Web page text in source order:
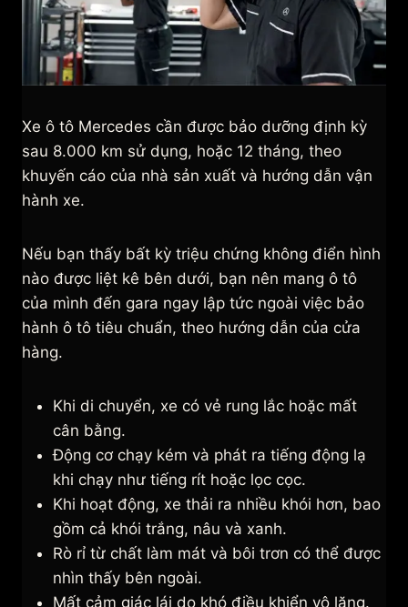
Xe ô tô Mercedes cần được bảo dưỡng định kỳ
sau 8.000 km sử dụng, hoặc 12 tháng, theo
khuyến cáo của nhà sản xuất và hướng dẫn vận
hành xe.
Nếu bạn thấy bất kỳ triệu chứng không điển hình
nào được liệt kê bên dưới, bạn nên mang ô tô
của mình đến gara ngay lập tức ngoài việc bảo
hành ô tô tiêu chuẩn, theo hướng dẫn của cửa
hàng.
Khi di chuyển, xe có vẻ rung lắc hoặc mất
cân bằng.
Động cơ chạy kém và phát ra tiếng động lạ
khi chạy như tiếng rít hoặc lọc cọc.
Khi hoạt động, xe thải ra nhiều khói hơn, bao
gồm cả khói trắng, nâu và xanh.
Rò rỉ từ chất làm mát và bôi trơn có thể được
nhìn thấy bên ngoài.
Mất cảm giác lái do khó điều khiển vô lăng.